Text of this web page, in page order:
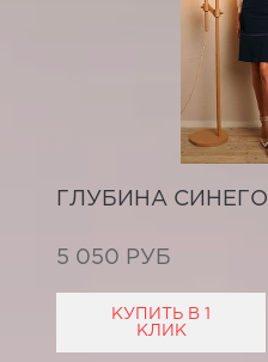
ГЛУБИНА СИНЕГО
5 050 РУБ
КУПИТЬ В 1
КЛИК